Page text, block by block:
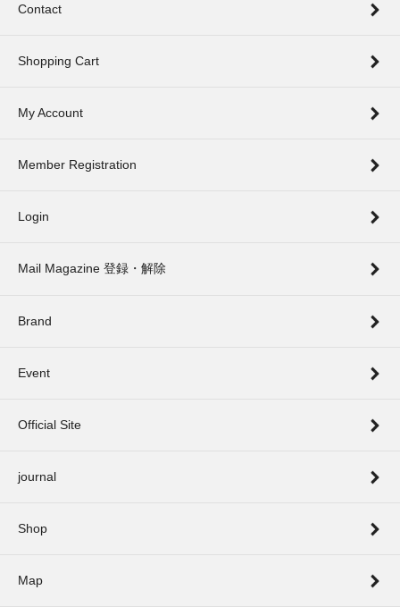
Contact
Shopping Cart
My Account
Member Registration
Login
Mail Magazine 登録・解除
Brand
Event
Official Site
journal
Shop
Map